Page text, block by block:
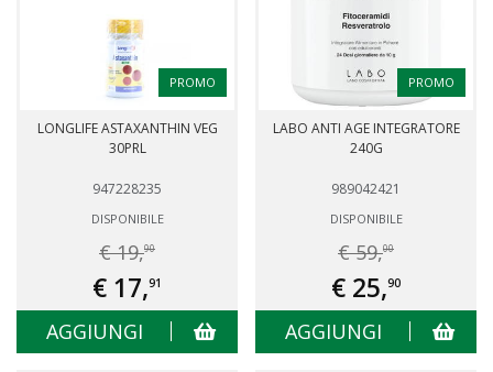
PROMO
LONGLIFE ASTAXANTHIN VEG
30PRL
947228235
DISPONIBILE
€ 19,90
€ 17,91
AGGIUNGI
PROMO
LABO ANTI AGE INTEGRATORE
240G
989042421
DISPONIBILE
€ 59,00
€ 25,90
AGGIUNGI